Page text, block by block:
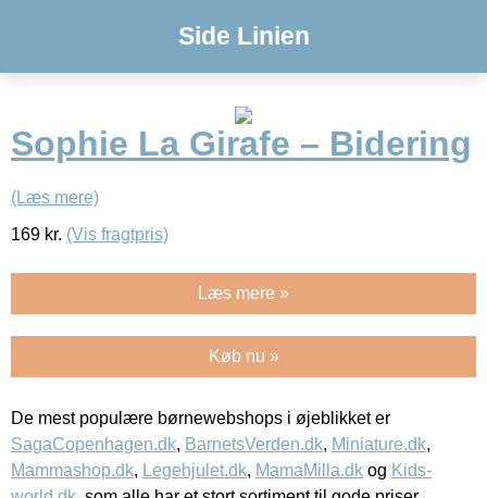
Side Linien
Sophie La Girafe – Bidering
(Læs mere)
169 kr. (Vis fragtpris)
Læs mere »
Køb nu »
De mest populære børnewebshops i øjeblikket er
SagaCopenhagen.dk, BarnetsVerden.dk, Miniature.dk,
Mammashop.dk, Legehjulet.dk, MamaMilla.dk og Kids-